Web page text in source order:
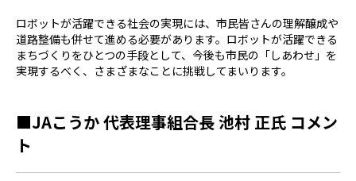
ロボットが活躍できる社会の実現には、市民皆さんの理解醸成や
道路整備も併せて進める必要があります。ロボットが活躍できる
まちづくりをひとつの手段として、今後も市民の「しあわせ」を
実現するべく、さまざまなことに挑戦してまいります。
■JAこうか 代表理事組合長 池村 正氏 コメン
ト